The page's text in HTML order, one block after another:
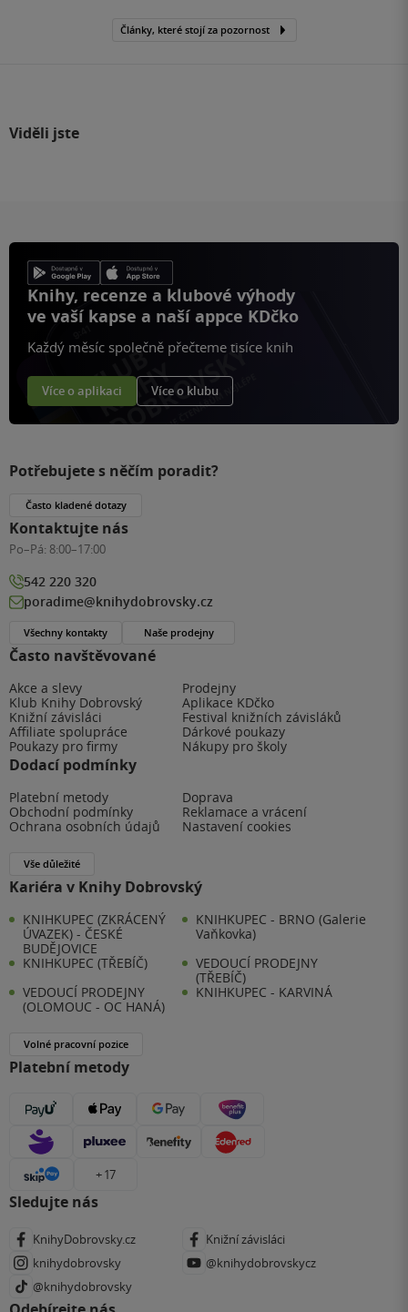
Články, které stojí za pozornost
Viděli jste
Knihy, recenze a klubové výhody
ve vaší kapse a naší appce KDčko
Každý měsíc společně přečteme tisíce knih
Více o aplikaci Více o klubu
Často navštěvované
Akce a slevy
Prodejny
Klub Knihy Dobrovský
Aplikace KDčko
Knižní závisláci
Festival knižních závisláků
Affiliate spolupráce
Dárkové poukazy
Poukazy pro firmy
Nákupy pro školy
Dodací podmínky
Platební metody
Doprava
Obchodní podmínky
Reklamace a vrácení
Ochrana osobních údajů
Nastavení cookies
Vše důležité
Kariéra v Knihy Dobrovský
KNIHKUPEC (ZKRÁCENÝ
ÚVAZEK) - ČESKÉ
BUDĚJOVICE
KNIHKUPEC - BRNO (Galerie
Vaňkovka)
KNIHKUPEC (TŘEBÍČ)
VEDOUCÍ PRODEJNY
(TŘEBÍČ)
VEDOUCÍ PRODEJNY
(OLOMOUC - OC HANÁ)
KNIHKUPEC - KARVINÁ
Volné pracovní pozice
Platební metody
+ 17
Sledujte nás
KnihyDobrovsky.cz
Knižní závisláci
knihydobrovsky
@knihydobrovskycz
@knihydobrovsky
Potřebujete s něčím poradit?
Často kladené dotazy
Kontaktujte nás
Po–Pá: 8:00–17:00
542 220 320
poradime@knihydobrovsky.cz
Všechny kontakty Naše prodejny